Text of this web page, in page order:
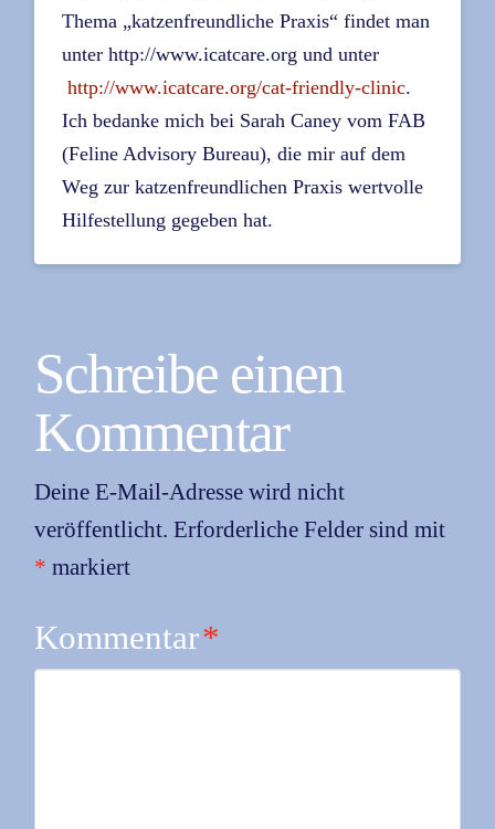
Thema „katzenfreundliche Praxis“ findet man
unter http://www.icatcare.org und unter
http://www.icatcare.org/cat-friendly-clinic.
Ich bedanke mich bei Sarah Caney vom FAB
(Feline Advisory Bureau), die mir auf dem
Weg zur katzenfreundlichen Praxis wertvolle
Hilfestellung gegeben hat.
Schreibe einen
Kommentar
Deine E-Mail-Adresse wird nicht
veröffentlicht. Erforderliche Felder sind mit
* markiert
Kommentar*